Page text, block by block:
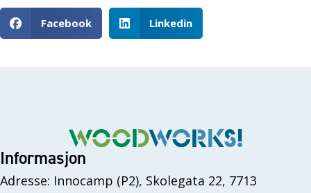
Facebook Linkedin
Informasjon
Adresse: Innocamp (P2), Skolegata 22, 7713